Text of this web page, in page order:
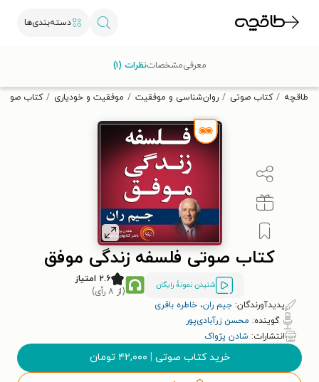
دسته‌بندی‌ها
تخفیف از طاقچه دریافت کن.
طاقچه کتاب صوتی روان‌شناسی و موفقیت موفقیت و خودیاری کتاب
کتاب صوتی فلسفه زندگی موفق
شنیدن نمونۀ رایگان
۲.۶ امتیاز
(از ۸ رأی)
پدیدآورندگان: جیم ران، خاطره باقری
گوینده: محسن زرآبادی‌پور
انتشارات: شادن پژواک
خرید کتاب صوتی | ۴۲,۰۰۰ تومان
معرفیمشخصاتنظرات (۱)